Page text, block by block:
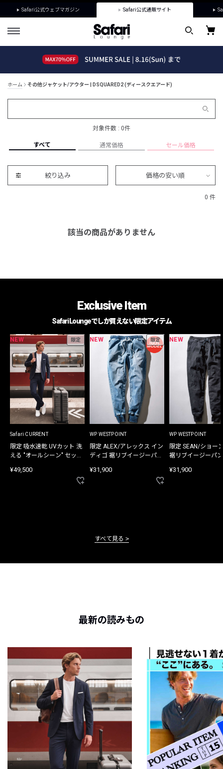
Safari公式ウェブマガジン Safari公式通販サイト
ホーム その他ジャケット/アウター | DSQUARED2 (ディースクエアード)
対象件数 : 0件
すべて 通常価格 セール価格
絞り込み 価格の安い順
0 件
該当の商品がありません
Exclusive Item
Safari Loungeでしか買えない限定アイテム
NEW 限定
Safari CURRENT
限定 吸水速乾 UVカット 洗
える "オールシーン" セット
¥49,500
NEW 限定
WP WESTPOINT
限定 ALEX/アレックス イン
ディゴ 裾リブイージーパン
¥31,900
NEW
WP WESTPOINT
限定 SEAN/ショー
裾リブイージーパ
¥31,900
すべて見る
最新の読みもの